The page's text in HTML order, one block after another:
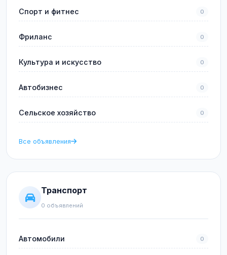
Спорт и фитнес 0
Фриланс 0
Культура и искусство 0
Автобизнес 0
Сельское хозяйство 0
Все объявления
Транспорт
0 объявлений
Автомобили 0